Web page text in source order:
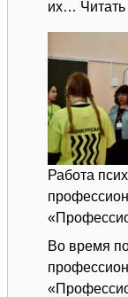
их…
Работа
Во время